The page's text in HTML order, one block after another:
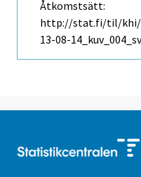
Åtkomstsätt:
http://stat.fi/til/khi/
13-08-